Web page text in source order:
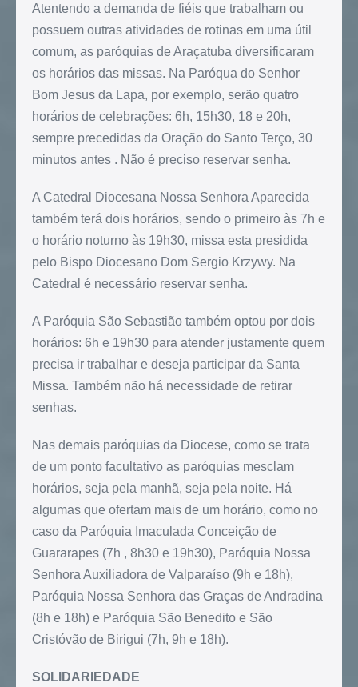
Atentendo a demanda de fiéis que trabalham ou
possuem outras atividades de rotinas em uma útil
comum, as paróquias de Araçatuba diversificaram
os horários das missas. Na Paróqua do Senhor
Bom Jesus da Lapa, por exemplo, serão quatro
horários de celebrações: 6h, 15h30, 18 e 20h,
sempre precedidas da Oração do Santo Terço, 30
minutos antes . Não é preciso reservar senha.
A Catedral Diocesana Nossa Senhora Aparecida
também terá dois horários, sendo o primeiro às 7h e
o horário noturno às 19h30, missa esta presidida
pelo Bispo Diocesano Dom Sergio Krzywy. Na
Catedral é necessário reservar senha.
A Paróquia São Sebastião também optou por dois
horários: 6h e 19h30 para atender justamente quem
precisa ir trabalhar e deseja participar da Santa
Missa. Também não há necessidade de retirar
senhas.
Nas demais paróquias da Diocese, como se trata
de um ponto facultativo as paróquias mesclam
horários, seja pela manhã, seja pela noite. Há
algumas que ofertam mais de um horário, como no
caso da Paróquia Imaculada Conceição de
Guararapes (7h , 8h30 e 19h30), Paróquia Nossa
Senhora Auxiliadora de Valparaíso (9h e 18h),
Paróquia Nossa Senhora das Graças de Andradina
(8h e 18h) e Paróquia São Benedito e São
Cristóvão de Birigui (7h, 9h e 18h).
SOLIDARIEDADE